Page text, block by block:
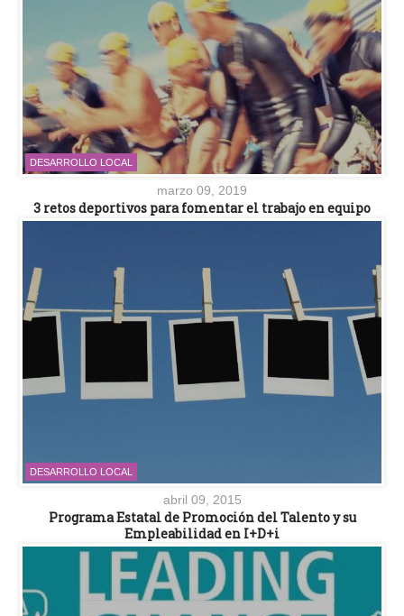
DESARROLLO LOCAL
marzo 09, 2019
3 retos deportivos para fomentar el trabajo en equipo
DESARROLLO LOCAL
abril 09, 2015
Programa Estatal de Promoción del Talento y su
Empleabilidad en I+D+i